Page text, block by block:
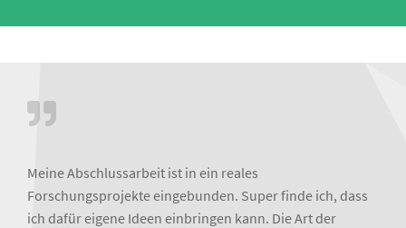
Meine Abschlussarbeit ist in ein reales
Forschungsprojekte eingebunden. Super finde ich, dass
ich dafür eigene Ideen einbringen kann. Die Art der